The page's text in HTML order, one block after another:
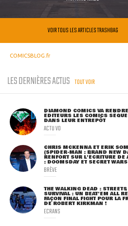
VOIR TOUS LES ARTICLES TRASHBAG
COMICSBLOG.fr
LES DERNIÈRES ACTUS TOUT VOIR
DIAMOND COMICS VA
ÉDITEURS LES COMICS
DANS LEUR ENTREPÔT
ACTU VO
CHRIS MCKENNA ET ERIK
(SPIDER-MAN : BRAND NEW
RENFORT SUR L'ÉCRITURE DE
: DOOMSDAY ET SECRET WARS
BRÈVE
THE WALKING DEAD : STREETS
SURVIVAL : UN BEAT'EM ALL
FAÇON FINAL FIGHT POUR LA
DE ROBERT KIRKMAN !
ECRANS